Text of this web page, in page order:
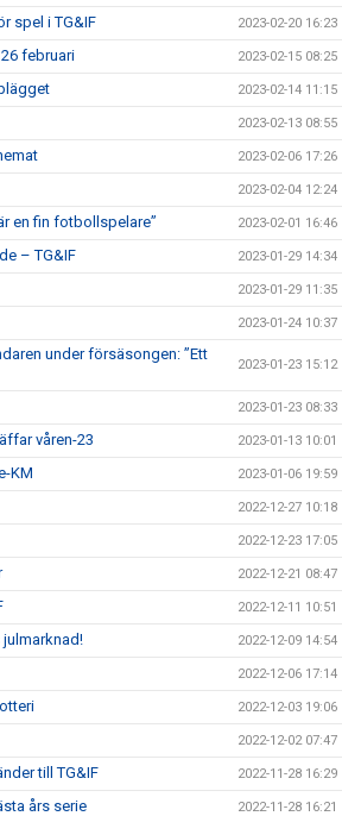
spel i TG&IF 2023-02-20 16:23
februari 2023-02-15 08:25
2023-02-14 11:15
2023-02-13 08:55
2023-02-06 17:26
2023-02-04 12:24
en fin fotbollspelare” 2023-02-01 16:46
– TG&IF 2023-01-29 14:34
2023-01-29 11:35
2023-01-24 10:37
under försäsongen: ”Ett
2023-01-23 15:12
2023-01-23 08:33
våren-23 2023-01-13 10:01
KM 2023-01-06 19:59
2022-12-27 10:18
2022-12-23 17:05
2022-12-21 08:47
2022-12-11 10:51
2022-12-09 14:54
2022-12-06 17:14
2022-12-03 19:06
2022-12-02 07:47
till TG&IF 2022-11-28 16:29
års serie 2022-11-28 16:21